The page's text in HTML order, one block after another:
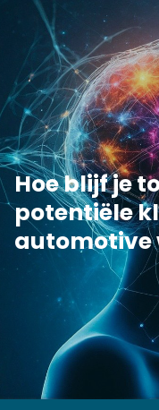
Hoe blijf je
potentiële
automotive